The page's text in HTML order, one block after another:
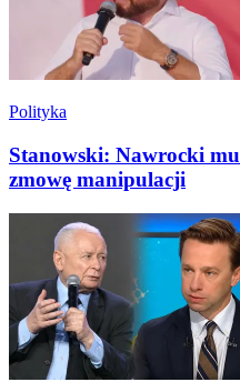
Polityka
Stanowski: Nawrocki
zmowę manipulacji